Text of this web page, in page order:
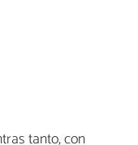
tanto, con